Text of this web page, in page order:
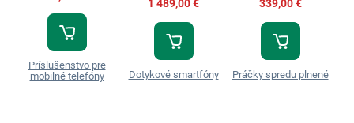
Príslušenstvo pre
mobilné telefóny
1 489,00 €
Dotykové smartfóny
339,00 €
Práčky spredu plnené